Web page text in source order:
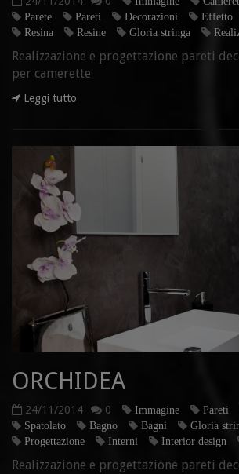
Parete
Pareti Decorazioni Effetto
Resina
Resine Gloria stringa
Realizzazione e progettazione pareti
per camerette
Leggi tutto
ORCHIDEA
24/11/2014 0 Immagine Pareti
Spatolato
Bagno Bagni Gloria
Progettazione
Interni Interior design
Realizzazione e progettazione pareti